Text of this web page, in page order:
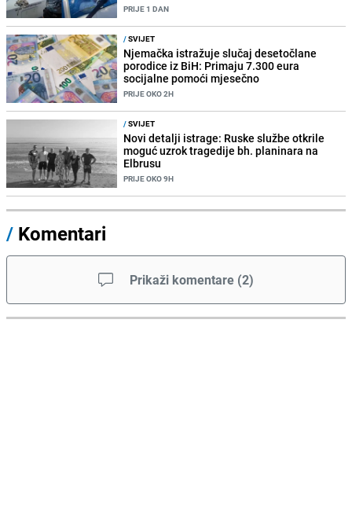
PRIJE 1 DAN
/SVIJET
Njemačka istražuje slučaj desetočlane
porodice iz BiH: Primaju 7.300 eura
socijalne pomoći mjesečno
PRIJE OKO 2H
/SVIJET
Novi detalji istrage: Ruske službe otkrile
moguć uzrok tragedije bh. planinara na
Elbrusu
PRIJE OKO 9H
/ Komentari
Prikaži komentare (2)